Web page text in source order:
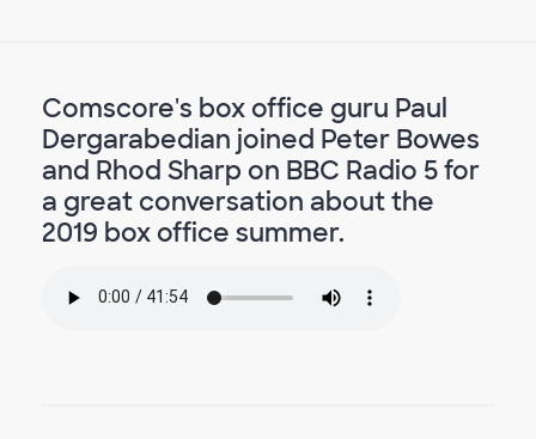
Comscore's box office guru Paul
Dergarabedian joined Peter Bowes
and Rhod Sharp on BBC Radio 5 for
a great conversation about the
2019 box office summer.